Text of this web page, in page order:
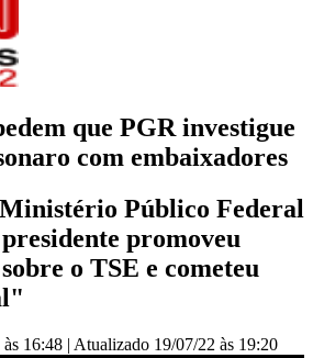
que PGR investigue
com embaixadores
Público Federal
promoveu
o TSE e cometeu
16:48 | Atualizado 19/07/22 às 19:20